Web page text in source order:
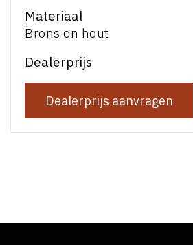
Materiaal
Brons en hout
Dealerprijs
Dealerprijs aanvragen